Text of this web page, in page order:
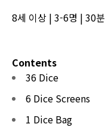
8세 이상 | 3-6명 | 30분
Contents
36 Dice
6 Dice Screens
1 Dice Bag